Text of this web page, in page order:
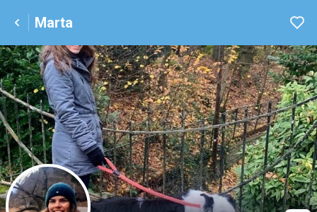
Marta
M